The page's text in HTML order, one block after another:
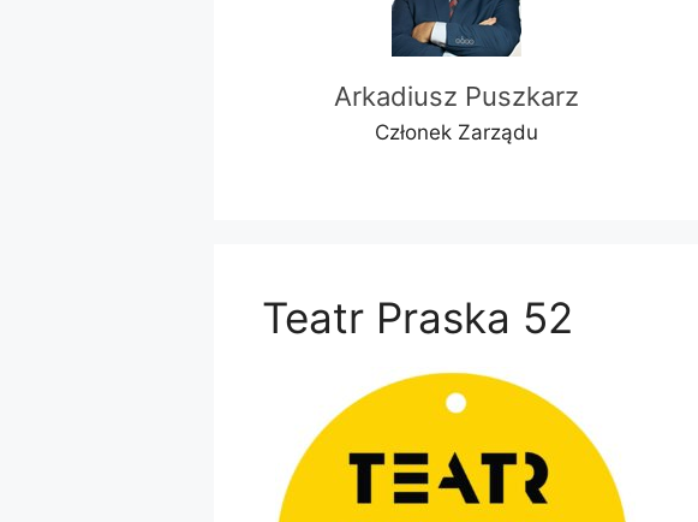
Arkadiusz Puszkarz
Członek Zarządu
Teatr Praska 52